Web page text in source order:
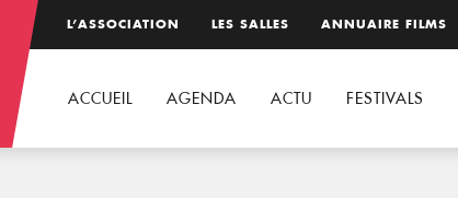
L’ASSOCIATION LES SALLES ANNUAIRE FILMS
ACCUEIL AGENDA ACTU FESTIVALS